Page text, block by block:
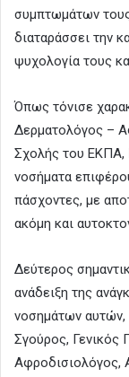
συμπτωμάτων
διαταράσσει την
ψυχολογία τους
Όπως τόνισε
Δερματολόγος –
Σχολής του ΕΚΠΑ,
νοσήματα
πάσχοντες, με
ακόμη και
Δεύτερος
ανάδειξη της
νοσημάτων
Σγούρος, Γενικός
Αφροδισιολόγος,